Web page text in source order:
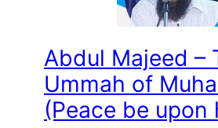
Abdul Majeed –
Ummah of
(Peace be upon